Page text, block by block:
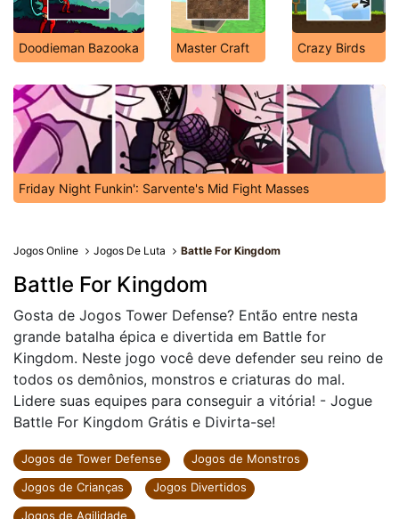
Doodieman Bazooka Master Craft Crazy Birds
Friday Night Funkin': Sarvente's Mid Fight Masses
Jogos Online Jogos De Luta Battle For Kingdom
Battle For Kingdom
Gosta de Jogos Tower Defense? Então entre nesta
grande batalha épica e divertida em Battle for
Kingdom. Neste jogo você deve defender seu reino de
todos os demônios, monstros e criaturas do mal.
Lidere suas equipes para conseguir a vitória! - Jogue
Battle For Kingdom Grátis e Divirta-se!
Jogos de Tower Defense
Jogos de Monstros
Jogos de Crianças
Jogos Divertidos
Jogos de Agilidade